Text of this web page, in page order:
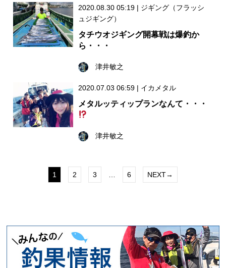
2020.08.30 05:19 | ジギング（フラッシ
ュジギング）
タチウオジギング開幕戦は爆釣か
ら・・・
津井敏之
2020.07.03 06:59 | イカメタル
メタルッティップランなんて・・・
津井敏之
1 2 3 6 NEXT→